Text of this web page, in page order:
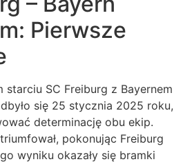
Pierwsze
SC Freiburg z Bayernem
się 25 stycznia 2025 roku,
determinację obu ekip.
pokonując Freiburg
wyniku okazały się bramki